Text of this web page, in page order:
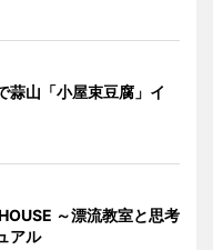
蒜山「小屋束豆腐」イ
～漂流教室と思考
アル